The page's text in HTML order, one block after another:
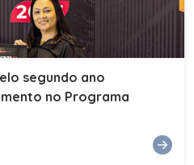
segundo ano
no Programa